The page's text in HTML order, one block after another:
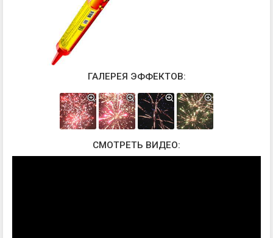
ГАЛЕРЕЯ ЭФФЕКТОВ:
СМОТРЕТЬ ВИДЕО: